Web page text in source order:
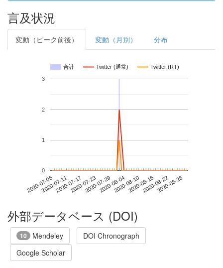
言及状況
変動（ピーク前後） 変動（月別） 分布
合計 Twitter (通常) Twitter (RT)
2020-07-052020-07-112020-07-172020-07-232020-07-292020-08-042020-08-102020-08-162020-08-222020-08-28
0
1
2
3
外部データベース (DOI)
10 Mendeley
DOI Chronograph
Google Scholar